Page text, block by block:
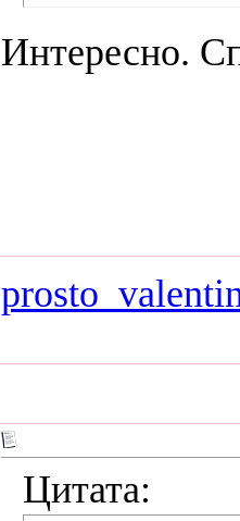
Интересно.
Цитата: